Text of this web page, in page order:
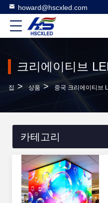
howard@hscxled.com
크리에이티브
집 > 상품 > 중국 크리에이티브
카테고리